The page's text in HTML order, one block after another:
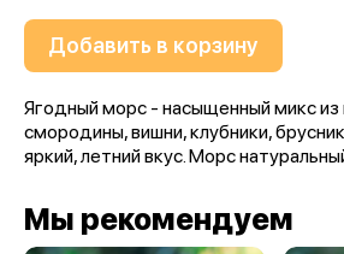
Добавить в корзину
Ягодный морс - насыщенный микс из
смородины, вишни, клубники,
яркий, летний вкус. Морс
Мы рекомендуем